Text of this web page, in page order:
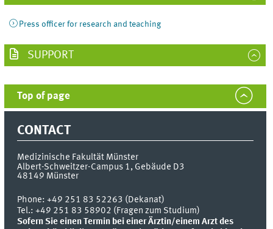
Press officer for research and teaching
SUPPORT
Top of page
CONTACT
Medizinische Fakultät Münster
Albert-Schweitzer-Campus 1, Gebäude D3
48149 Münster
Phone:+49 251 83 52263 (Dekanat)
Tel.: +49 251 83 58902 (Fragen zum Studium)
Sofern Sie einen Termin bei einer Ärztin/einem Arzt des